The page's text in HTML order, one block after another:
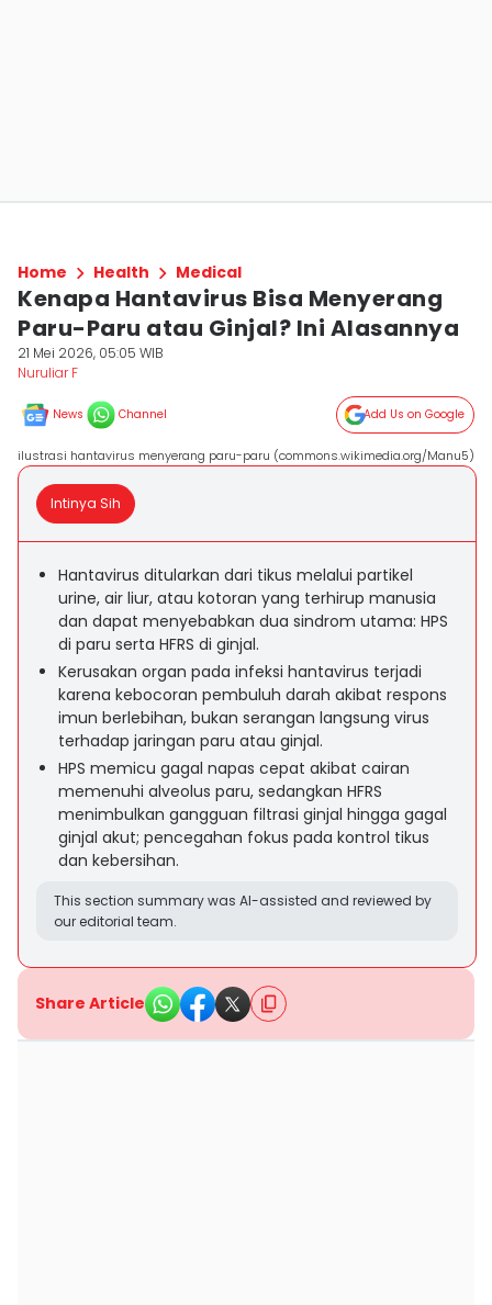
Home Health Medical
Kenapa Hantavirus Bisa Menyerang
Paru-Paru atau Ginjal? Ini Alasannya
21 Mei 2026, 05:05 WIB
Nuruliar F
News Channel Add Us on Google
ilustrasi hantavirus menyerang paru-paru (commons.wikimedia.org/Manu5)
Intinya Sih
Hantavirus ditularkan dari tikus melalui partikel
urine, air liur, atau kotoran yang terhirup manusia
dan dapat menyebabkan dua sindrom utama: HPS
di paru serta HFRS di ginjal.
Kerusakan organ pada infeksi hantavirus terjadi
karena kebocoran pembuluh darah akibat respons
imun berlebihan, bukan serangan langsung virus
terhadap jaringan paru atau ginjal.
HPS memicu gagal napas cepat akibat cairan
memenuhi alveolus paru, sedangkan HFRS
menimbulkan gangguan filtrasi ginjal hingga gagal
ginjal akut; pencegahan fokus pada kontrol tikus
dan kebersihan.
This section summary was AI-assisted and reviewed by
our editorial team.
Share Article